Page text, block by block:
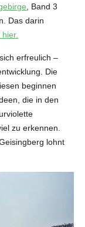
, Band 3
Das darin
erfreulich –
Die
beginnen
die in den
zu erkennen.
lohnt